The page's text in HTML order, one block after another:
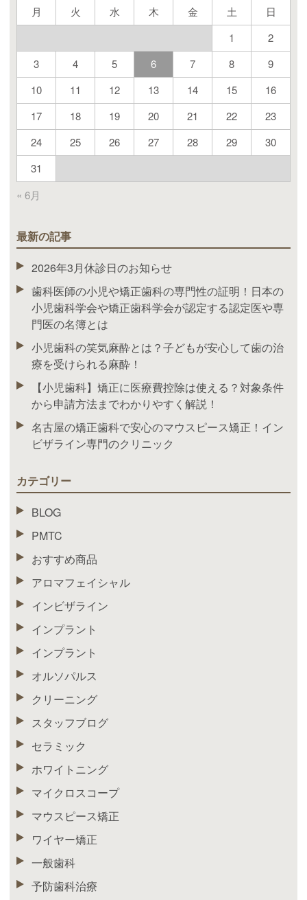
月 火 水 木 金 土 日
« 6月
1
2
3
4 5 6 7 8
9
10
11 12 13 14 15
16
17
18 19 20 21 22
23
24
25 26 27 28 29
30
31
最新の記事
2026年3月休診日のお知らせ
歯科医師の小児や矯正歯科の専門性の証明！日本の
小児歯科学会や矯正歯科学会が認定する認定医や専
門医の名簿とは
小児歯科の笑気麻酔とは？子どもが安心して歯の治
療を受けられる麻酔！
【小児歯科】矯正に医療費控除は使える？対象条件
から申請方法までわかりやすく解説！
名古屋の矯正歯科で安心のマウスピース矯正！イン
ビザライン専門のクリニック
カテゴリー
BLOG
PMTC
おすすめ商品
アロマフェイシャル
インビザライン
インプラント
インプラント
オルソパルス
クリーニング
スタッフブログ
セラミック
ホワイトニング
マイクロスコープ
マウスピース矯正
ワイヤー矯正
一般歯科
予防歯科治療